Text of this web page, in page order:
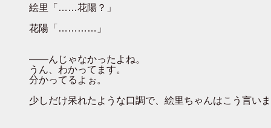
絵里「……花陽？」
花陽「…………」
――んじゃなかったよね。
うん、わかってます。
分かってるよぉ。
少しだけ呆れたような口調で、絵里ちゃんはこう言い